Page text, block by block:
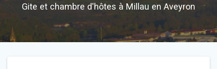
Gite et chambre d'hôtes à Millau en Aveyron